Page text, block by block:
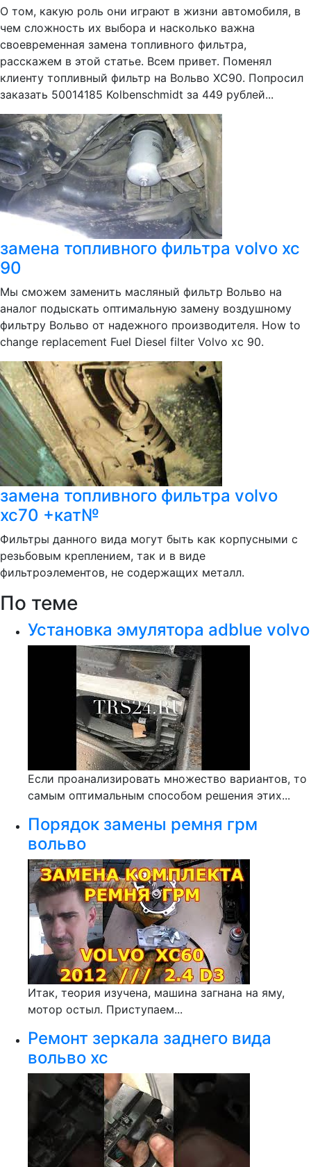
О том, какую роль они играют в жизни автомобиля, в
чем сложность их выбора и насколько важна
своевременная замена топливного фильтра,
расскажем в этой статье. Всем привет. Поменял
клиенту топливный фильтр на Вольво ХС90. Попросил
заказать 50014185 Kolbenschmidt за 449 рублей...
замена топливного фильтра volvo xc
90
Мы сможем заменить масляный фильтр Вольво на
аналог подыскать оптимальную замену воздушному
фильтру Вольво от надежного производителя. How to
change replacement Fuel Diesel filter Volvo xc 90.
замена топливного фильтра volvo
xc70 +кат№
Фильтры данного вида могут быть как корпусными с
резьбовым креплением, так и в виде
фильтроэлементов, не содержащих металл.
По теме
Установка эмулятора adblue volvo
Если проанализировать множество вариантов, то
самым оптимальным способом решения этих...
Порядок замены ремня грм
вольво
Итак, теория изучена, машина загнана на яму,
мотор остыл. Приступаем...
Ремонт зеркала заднего вида
вольво xc